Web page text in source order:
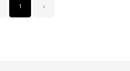
1 ›